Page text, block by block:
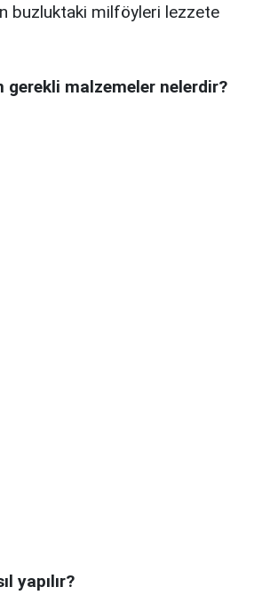
buzluktaki milföyleri lezzete
malzemeler nelerdir?
yapılır?